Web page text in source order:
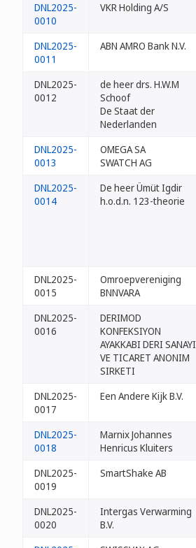
DNL2025-
0010
VKR Holding A/S
DNL2025-
0011
ABN AMRO Bank N.V.
DNL2025-
0012
de heer drs. H.W.M
Schoof
De Staat der
Nederlanden
DNL2025-
0013
OMEGA SA
SWATCH AG
DNL2025-
0014
De heer Ümüt Igdir
h.o.d.n. 123-theorie
DNL2025-
0015
Omroepvereniging
BNNVARA
DNL2025-
0016
DERIMOD
KONFEKSIYON
AYAKKABI DERI SANAYI
VE TICARET ANONIM
SIRKETI
DNL2025-
0017
Een Andere Kijk B.V.
DNL2025-
0018
Marnix Johannes
Henricus Kluiters
DNL2025-
0019
SmartShake AB
DNL2025-
0020
Intergas Verwarming
B.V.